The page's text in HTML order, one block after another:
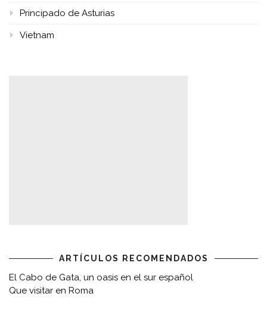
Principado de Asturias
Vietnam
ARTÍCULOS RECOMENDADOS
El Cabo de Gata, un oasis en el sur español
Que visitar en Roma